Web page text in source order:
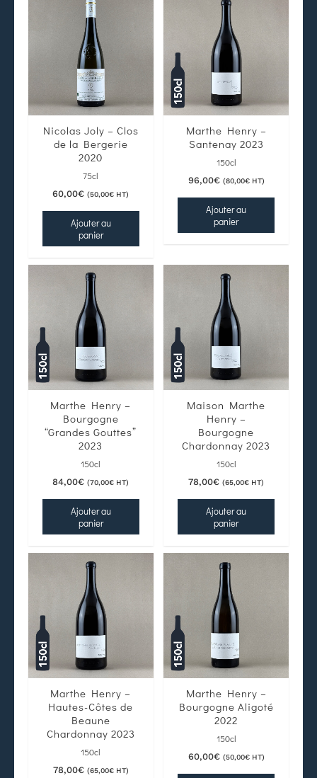
Nicolas Joly – Clos
de la Bergerie
2020
75cl
60,00€ (50,00€ HT)
Ajouter au
panier
Marthe Henry –
Santenay 2023
150cl
96,00€ (80,00€HT)
Ajouter au
panier
Marthe Henry –
Bourgogne
“Grandes Gouttes”
2023
150cl
84,00€ (70,00€ HT)
Ajouter au
panier
Maison Marthe
Henry –
Bourgogne
Chardonnay 2023
150cl
78,00€ (65,00€ HT)
Ajouter au
panier
Marthe Henry –
Hautes-Côtes de
Beaune
Chardonnay 2023
150cl
78,00€ (65,00€HT)
Marthe Henry –
Bourgogne Aligoté
2022
150cl
60,00€ (50,00€HT)